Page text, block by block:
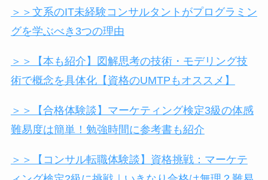
＞＞文系のIT未経験コンサルタントがプログラミン
グを学ぶべき3つの理由
＞＞【本も紹介】図解思考の技術・モデリング技
術で概念を具体化【資格のUMTPもオススメ】
＞＞【合格体験談】マーケティング検定3級の体感
難易度は簡単！勉強時間に参考書も紹介
＞＞【コンサル転職体験談】資格挑戦：マーケテ